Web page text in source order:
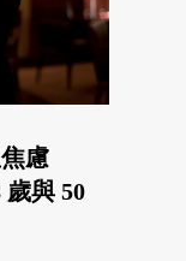
慮
歲與 50